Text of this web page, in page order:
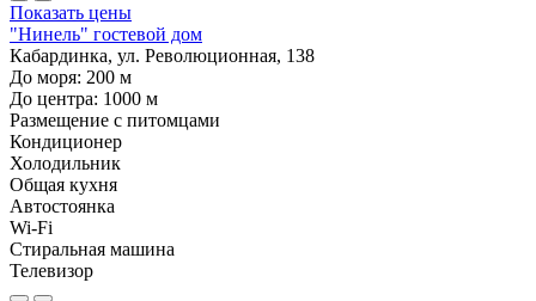
Показать цены
"Нинель" гостевой дом
Кабардинка, ул. Революционная, 138
До моря: 200 м
До центра: 1000 м
Размещение с питомцами
Кондиционер
Холодильник
Общая кухня
Автостоянка
Wi-Fi
Стиральная машина
Телевизор